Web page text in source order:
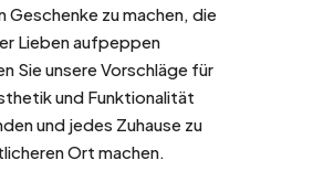
zu machen, die
Lieben aufpeppen
Sie unsere Vorschläge für
und Funktionalität
und jedes Zuhause zu
Ort machen.